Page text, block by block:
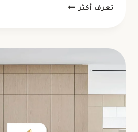
تعرف أكثر معلم
ت:
0523754330
جدران